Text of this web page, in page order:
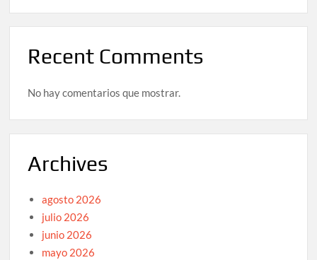
Recent Comments
No hay comentarios que mostrar.
Archives
agosto 2026
julio 2026
junio 2026
mayo 2026